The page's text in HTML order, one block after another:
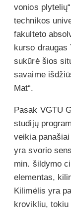
vonios
technikos
fakulteto
kurso draugas
sukūrė šios
savaime
Mat“.
Pasak VGTU
studijų
veikia
yra svorio
min. šildymo
elementas,
Kilimėlis yra
krovikliu, tokiu